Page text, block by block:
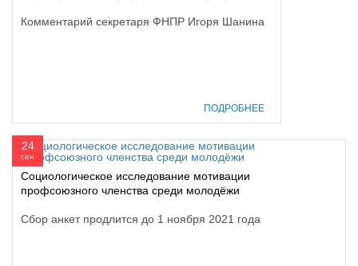
Комментарий секретаря ФНПР Игоря Шанина
ПОДРОБНЕЕ
24
сен
Социологическое исследование мотивации
профсоюзного членства среди молодёжи
Сбор анкет продлится до 1 ноября 2021 года